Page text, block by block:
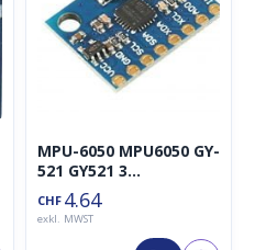
MPU-6050 MPU6050 GY-
521 GY521 3
Axis/Achsen Analog
Gyro Sensors
Accelerometer
CHF 4.64
exkl. MWST